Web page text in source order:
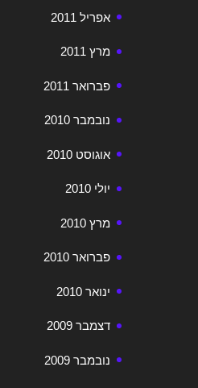
אפריל 2011
מרץ 2011
פברואר 2011
נובמבר 2010
אוגוסט 2010
יולי 2010
מרץ 2010
פברואר 2010
ינואר 2010
דצמבר 2009
נובמבר 2009